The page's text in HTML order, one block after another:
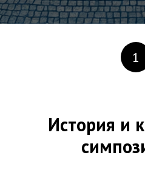
1
История и